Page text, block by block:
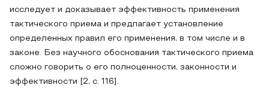
исследует и доказывает эффективность применения
тактического приема и предлагает установление
определенных правил его применения, в том числе и в
законе. Без научного обоснования тактического приема
сложно говорить о его полноценности, законности и
эффективности [2, с. 116].